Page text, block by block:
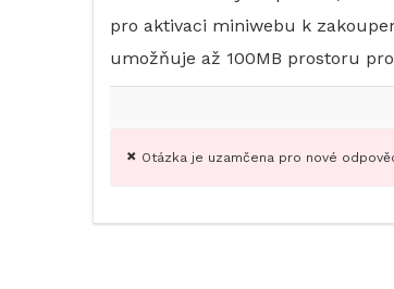
pro aktivaci miniwebu k
umožňuje až 100MB prostoru
Otázka je uzamčena pro nové